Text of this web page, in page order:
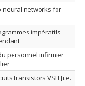
neural networks for
impératifs
personnel infirmier
transistors VSLI [i.e.